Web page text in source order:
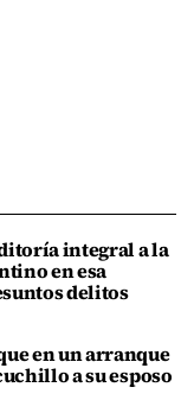
integral a la
en esa
delitos
en un arranque
a su esposo